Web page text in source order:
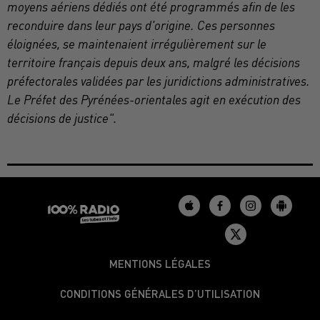
moyens aériens dédiés ont été programmés afin de les
reconduire dans leur pays d'origine. Ces personnes
éloignées, se maintenaient irrégulièrement sur le
territoire français depuis deux ans, malgré les décisions
préfectorales validées par les juridictions administratives.
Le Préfet des Pyrénées-orientales agit en exécution des
décisions de justice".
MENTIONS LÉGALES
CONDITIONS GÉNÉRALES D’UTILISATION